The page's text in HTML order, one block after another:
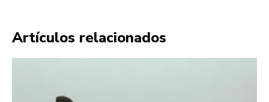
Artículos relacionados